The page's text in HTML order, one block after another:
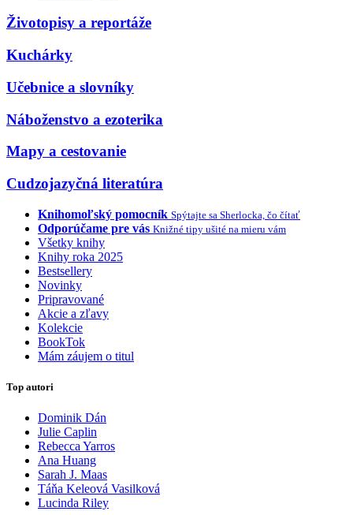
Životopisy a reportáže
Kuchárky
Učebnice a slovníky
Náboženstvo a ezoterika
Mapy a cestovanie
Cudzojazyčná literatúra
Knihomoľský pomocník Spýtajte sa Sherlocka, čo čítať
Odporúčame pre vás Knižné tipy ušité na mieru vám
Všetky knihy
Knihy roka 2025
Bestsellery
Novinky
Pripravované
Akcie a zľavy
Kolekcie
BookTok
Mám záujem o titul
Top autori
Dominik Dán
Julie Caplin
Rebecca Yarros
Ana Huang
Sarah J. Maas
Táňa Keleová Vasilková
Lucinda Riley